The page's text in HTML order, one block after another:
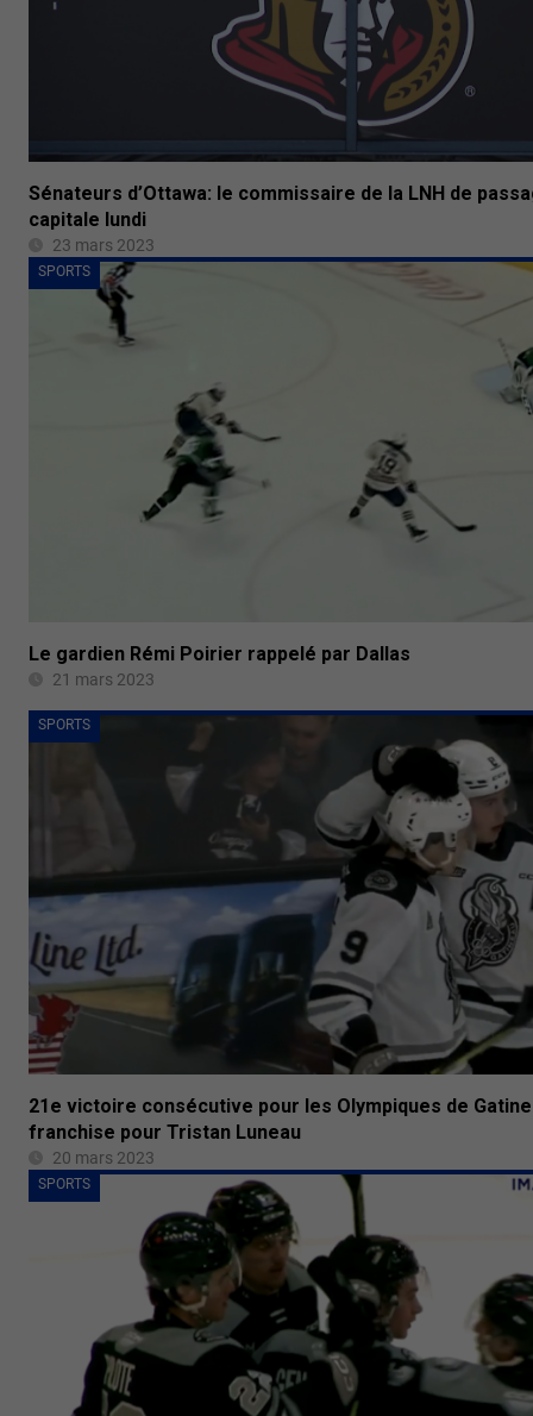
Sénateurs d’Ottawa: le commissaire de la LNH de
capitale lundi
23 mars 2023
SPORTS
Le gardien Rémi Poirier rappelé par Dallas
21 mars 2023
SPORTS
21e victoire consécutive pour les Olympiques de
franchise pour Tristan Luneau
20 mars 2023
SPORTS